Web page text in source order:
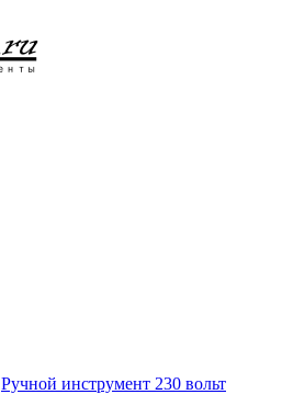
Ручной инструмент 230 вольт